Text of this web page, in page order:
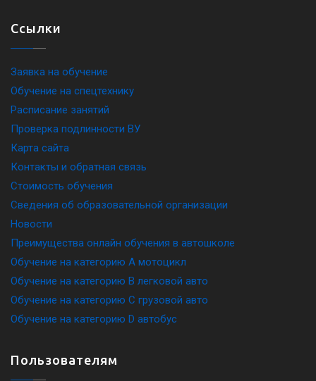
Ссылки
Заявка на обучение
Обучение на спецтехнику
Расписание занятий
Проверка подлинности ВУ
Карта сайта
Контакты и обратная связь
Стоимость обучения
Сведения об образовательной организации
Новости
Преимущества онлайн обучения в автошколе
Обучение на категорию A мотоцикл
Обучение на категорию B легковой авто
Обучение на категорию C грузовой авто
Обучение на категорию D автобус
Пользователям